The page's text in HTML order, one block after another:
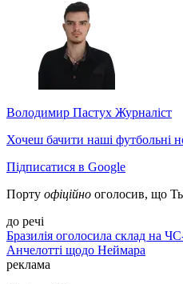
Володимир Пастух Журналіст
Хочеш бачити наші футбольні
Підписатися в Google
Порту офіційно оголосив, що
до речі
Бразилія оголосила склад на
Анчелотті щодо Неймара
реклама